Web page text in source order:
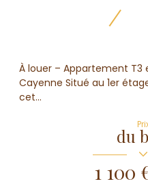
À louer – Appartement
Cayenne Situé au 1er
cet...
du
1 100